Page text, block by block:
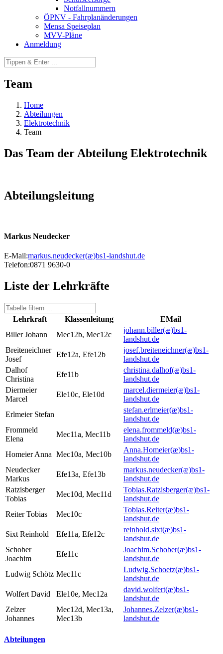
Notfallnummern
ÖPNV - Fahrplanänderungen
Mensa Speiseplan
MVV-Pläne
Anmeldung
Team
Home
Abteilungen
Elektrotechnik
Team
Das Team der Abteilung Elektrotechnik
Abteilungsleitung
Markus Neudecker
E-Mail:markus.neudecker(æ)bs1-landshut.de
Telefon:0871 9630-0
Liste der Lehrkräfte
Lehrkraft Klassenleitung
EMail
Biller Johann
Mec12b, Mec12c
johann.biller(æ)bs1-
landshut.de
Breiteneichner
Josef
Efe12a, Efe12b
josef.breiteneichner(æ)bs1-
landshut.de
Dalhof
Christina
Efe11b
christina.dalhof(æ)bs1-
landshut.de
Diermeier
Marcel
Ele10c, Ele10d
marcel.diermeier(æ)bs1-
landshut.de
Erlmeier Stefan
stefan.erlmeier(æ)bs1-
landshut.de
Frommeld
Elena
Mec11a, Mec11b
elena.frommeld(æ)bs1-
landshut.de
Homeier Anna Mec10a, Mec10b
Anna.Homeier(æ)bs1-
landshut.de
Neudecker
Markus
Efe13a, Efe13b
markus.neudecker(æ)bs1-
landshut.de
Ratzisberger
Tobias
Mec10d, Mec11d
Tobias.Ratzisberger(æ)bs1-
landshut.de
Reiter Tobias
Mec10c
Tobias.Reiter(æ)bs1-
landshut.de
Sixt Reinhold
Efe11a, Efe12c
reinhold.sixt(æ)bs1-
landshut.de
Schober
Joachim
Efe11c
Joachim.Schober(æ)bs1-
landshut.de
Ludwig Schötz Mec11c
Ludwig.Schoetz(æ)bs1-
landshut.de
Wolfert David
Ele10e, Mec12a
david.wolfert(æ)bs1-
landshut.de
Zelzer
Johannes
Mec12d, Mec13a,
Mec13b
Johannes.Zelzer(æ)bs1-
landshut.de
Abteilungen